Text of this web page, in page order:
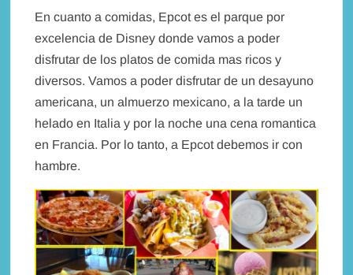
En cuanto a comidas, Epcot es el parque por
excelencia de Disney donde vamos a poder
disfrutar de los platos de comida mas ricos y
diversos. Vamos a poder disfrutar de un desayuno
americana, un almuerzo mexicano, a la tarde un
helado en Italia y por la noche una cena romantica
en Francia. Por lo tanto, a Epcot debemos ir con
hambre.